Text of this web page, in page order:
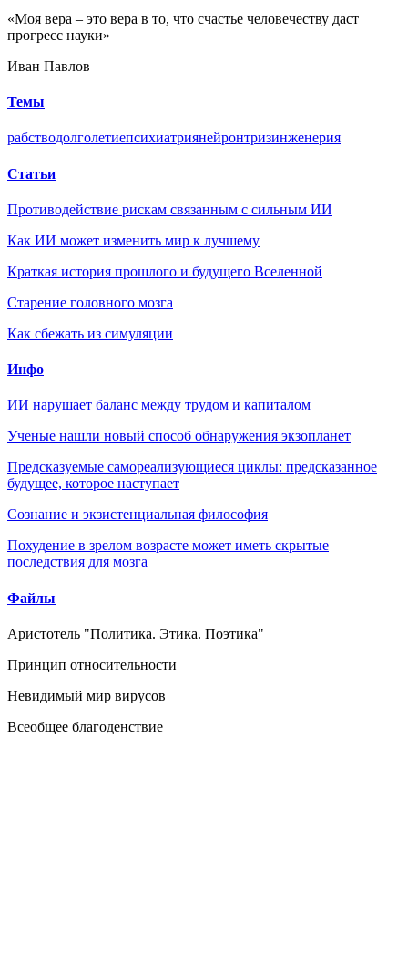
«Моя вера – это вера в то, что счастье человечеству даст
прогресс науки»
Иван Павлов
Темы
рабстводолголетиепсихиатриянейронтризинженерия
Статьи
Противодействие рискам связанным с сильным ИИ
Как ИИ может изменить мир к лучшему
Краткая история прошлого и будущего Вселенной
Старение головного мозга
Как сбежать из симуляции
Инфо
ИИ нарушает баланс между трудом и капиталом
Ученые нашли новый способ обнаружения экзопланет
Предсказуемые самореализующиеся циклы: предсказанное
будущее, которое наступает
Сознание и экзистенциальная философия
Похудение в зрелом возрасте может иметь скрытые
последствия для мозга
Файлы
Аристотель "Политика. Этика. Поэтика"
Принцип относительности
Невидимый мир вирусов
Всеобщее благоденствие